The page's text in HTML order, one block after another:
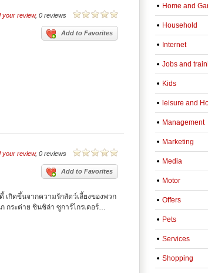
your review, 0 reviews
Add to Favorites
your review, 0 reviews
Add to Favorites
เกิดขึ้นจากความรักสัตว์เลี้ยงของพวก
กระต่าย ชินชิล่า ซูการ์ไกรเดอร์…
Home and
Household
Internet
Jobs and
Kids
leisure and
Management
Marketing
Media
Motor
Offers
Pets
Services
Shopping